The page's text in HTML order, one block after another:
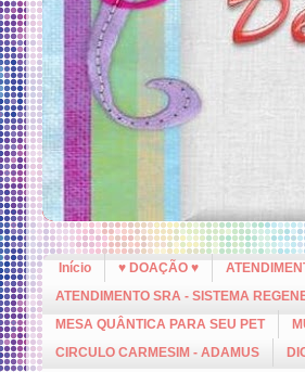
Início ♥ DOAÇÃO ♥
ATENDIMENTO SRA - SISTEMA
MESA QUÂNTICA PARA SEU PET
CIRCULO CARMESIM - ADAMUS